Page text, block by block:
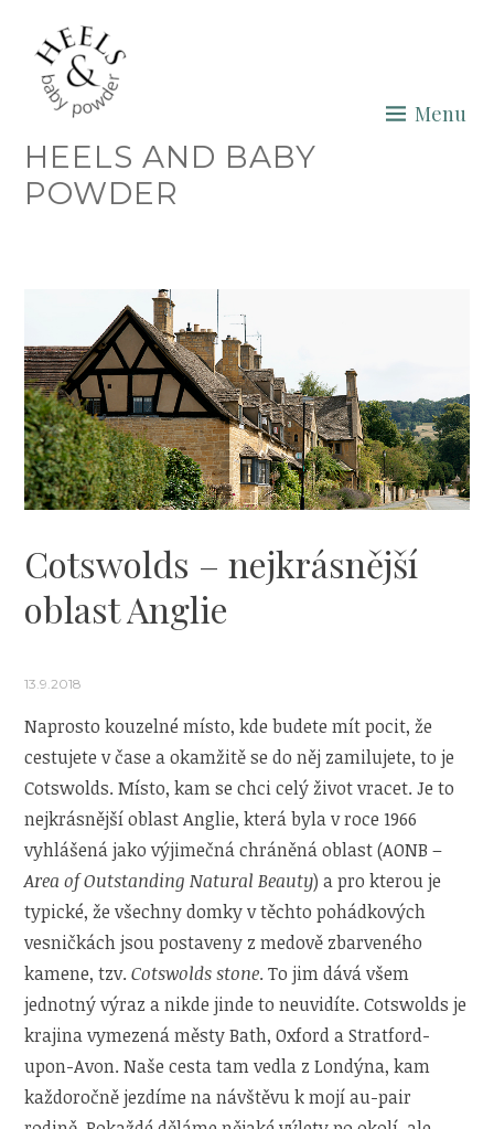
content
HEELS AND BABY
POWDER
Menu
Cotswolds – nejkrásnější
oblast Anglie
13.9.2018
Naprosto kouzelné místo, kde budete mít pocit, že
cestujete v čase a okamžitě se do něj zamilujete, to je
Cotswolds. Místo, kam se chci celý život vracet. Je to
nejkrásnější oblast Anglie, která byla v roce 1966
vyhlášená jako výjimečná chráněná oblast (AONB –
Area of Outstanding Natural Beauty) a pro kterou je
typické, že všechny domky v těchto pohádkových
vesničkách jsou postaveny z medově zbarveného
kamene, tzv.Cotswolds stone. To jim dává všem
jednotný výraz a nikde jinde to neuvidíte. Cotswolds je
krajina vymezená městy Bath, Oxford a Stratford-
upon-Avon. Naše cesta tam vedla z Londýna, kam
každoročně jezdíme na návštěvu k mojí au-pair